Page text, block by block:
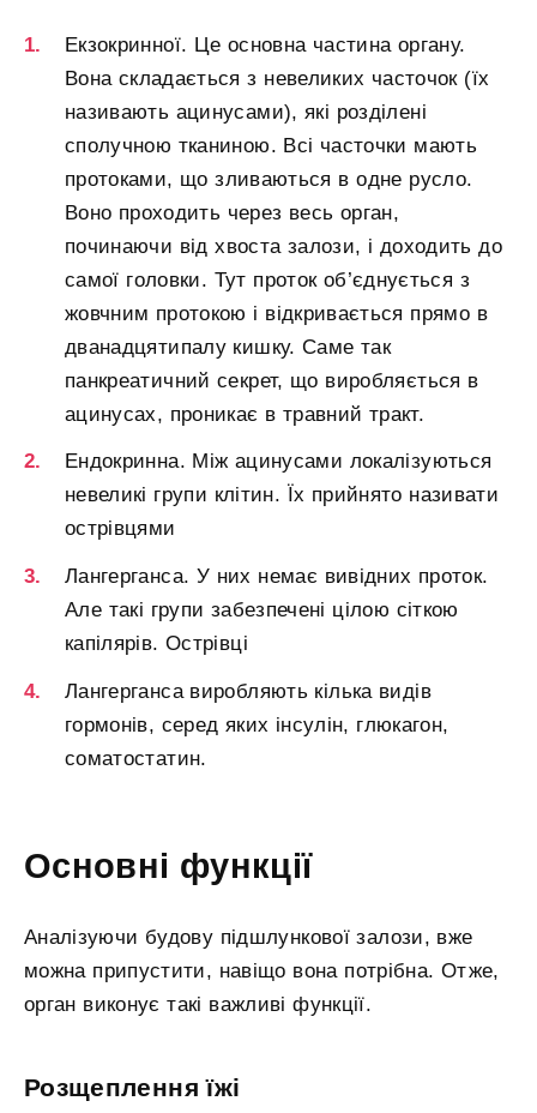
Екзокринної. Це основна частина органу.
Вона складається з невеликих часточок (їх
називають ацинусами), які розділені
сполучною тканиною. Всі часточки мають
протоками, що зливаються в одне русло.
Воно проходить через весь орган,
починаючи від хвоста залози, і доходить до
самої головки. Тут проток об’єднується з
жовчним протокою і відкривається прямо в
дванадцятипалу кишку. Саме так
панкреатичний секрет, що виробляється в
ацинусах, проникає в травний тракт.
Ендокринна. Між ацинусами локалізуються
невеликі групи клітин. Їх прийнято називати
острівцями
Лангерганса. У них немає вивідних проток.
Але такі групи забезпечені цілою сіткою
капілярів. Острівці
Лангерганса виробляють кілька видів
гормонів, серед яких інсулін, глюкагон,
соматостатин.
Основні функції
Аналізуючи будову підшлункової залози, вже
можна припустити, навіщо вона потрібна. Отже,
орган виконує такі важливі функції.
Розщеплення їжі